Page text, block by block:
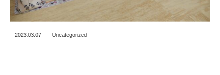
2023.03.07 Uncategorized